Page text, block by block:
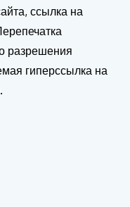
ссылка на
разрешения
гиперссылка на